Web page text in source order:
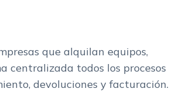
que alquilan equipos,
centralizada todos los procesos
devoluciones y facturación.